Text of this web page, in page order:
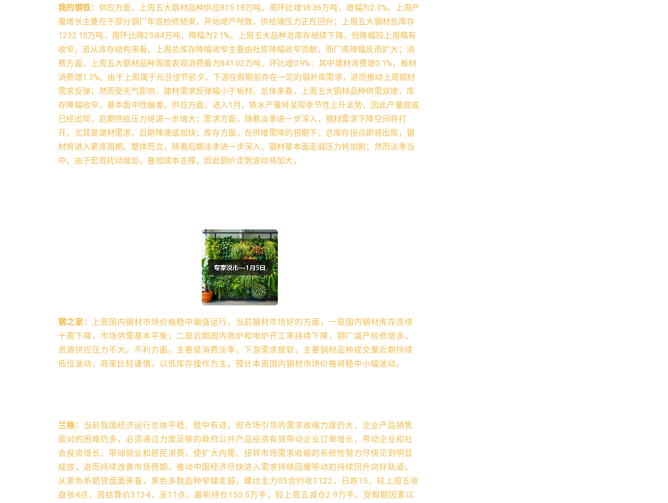
我的钢铁： 供应方面，上周五大钢材品种供应815.18万吨，周环比增18.36万吨，增幅为2.3%。上周产
量增长主要在于部分钢厂年底检修结束，开始增产所致，供给端压力正在回升；上周五大钢材总库存
1232.15万吨，周环比降25.84万吨，降幅为2.1%。上周五大品种总库存继续下降，但降幅较上周略有
收窄。若从库存结构来看，上周总库存降幅收窄主要由社库降幅收窄贡献，而厂库降幅反而扩大；消
费方面，上周五大钢材品种周度表观消费量为841.02万吨，环比增0.9%：其中建材消费增0.1%，板材
消费增1.3%。由于上周属于元旦佳节前夕，下游在假期前存在一定的弱补库需求，进而推动上周钢材
需求反弹；然而受天气影响，建材需求反弹幅小于板材。总体来看，上周五大钢材品种供需双增，库
存降幅收窄，基本面中性偏差。供应方面，进入1月，铁水产量将呈现季节性上升走势，因此产量底或
已经出现，后期供给压力将进一步增大；需求方面，随着淡季进一步深入，钢材需求下降空间将打
开，尤其是建材需求，后期降速或加快；库存方面，在供增需降的预期下，总库存拐点即将出现，钢
材将进入累库周期。整体而言，随着后期淡季进一步深入，钢材基本面走弱压力将加剧；然而淡季当
中，由于宏观扰动增加，叠加成本支撑，因此钢价走势波动将加大。
钢之家：
上周国内钢材市场价格稳中偏强运行。当前钢材市场好的方面，一是国内钢材库存连续
十周下降，市场供需基本平衡；二是近期国内高炉和电炉开工率持续下降，钢厂减产检修增多，
资源供应压力不大。不利方面，主要是消费淡季，下游需求疲软，主要钢材品种成交量近期持续
低位波动，商家比较谨慎，以低库存操作为主。预计本周国内钢材市场价格将稳中小幅波动。
兰格：
当前我国经济运行总体平稳、稳中有进，但市场引导的需求收缩力度仍大，企业产品销售
面对的困难仍多，必须通过力度足够的政府公共产品投资有效带动企业订单增长，带动企业和社
会投资增长，带动就业和居民消费，使扩大内需、扭转市场需求收缩的系统性努力尽快见到明显
成效，进而持续改善市场预期，推动中国经济尽快进入需求持续回暖带动的持续回升向好轨道。
从黑色系期货盘面来看，黑色多数品种窄幅走弱，螺纹主力05合约收3122，日跌15，较上周五收
盘张4点，周结算价3134，涨11点。最新持仓150.5万手，较上周五减仓2.9万手。受假期因素以